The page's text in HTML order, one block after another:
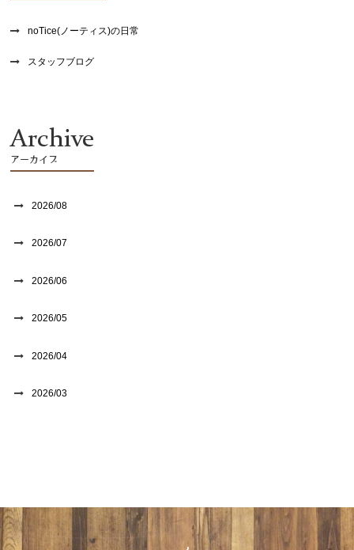
noTice(ノーティス)の日常
スタッフブログ
Archive
アーカイブ
2026/08
2026/07
2026/06
2026/05
2026/04
2026/03